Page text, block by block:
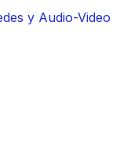
y Audio-Video